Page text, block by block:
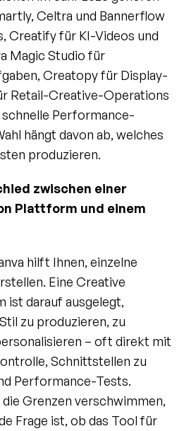
Celtra und Bannerflow
Creatify für KI-Videos und
Magic Studio für
Creatopy für Display-
Retail-Creative-Operations
Performance-
hängt davon ab, welches
produzieren.
zwischen einer
Plattform und einem
hilft Ihnen, einzelne
Eine Creative
ist darauf ausgelegt,
zu produzieren, zu
– oft direkt mit
Schnittstellen zu
Performance-Tests.
Grenzen verschwimmen,
Frage ist, ob das Tool für